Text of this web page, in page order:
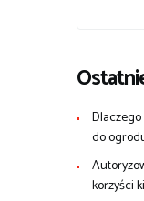
do
korzyści